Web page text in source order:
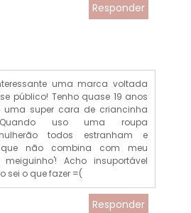
Responder
uma marca voltada
público! Tenho quase 19 anos
uma super cara de criancinha
uso uma roupa
todos estranham e
não combina com meu
meiguinho'! Acho insuportável
sei o que fazer =(
Responder